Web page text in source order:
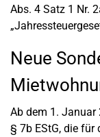
Abs. 4 Satz 1 Nr.
Neue
Ab dem 1. Januar
§ 7b EStG, die